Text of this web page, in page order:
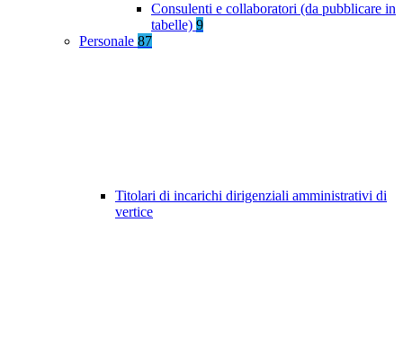
Consulenti e collaboratori (da pubblicare in
tabelle) 9
Personale 87
Titolari di incarichi dirigenziali amministrativi di
vertice